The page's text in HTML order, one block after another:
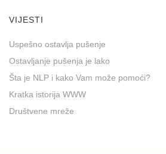
VIJESTI
Uspešno ostavlja pušenje
Ostavljanje pušenja je lako
Šta je NLP i kako Vam može pomoći?
Kratka istorija WWW
Društvene mreže